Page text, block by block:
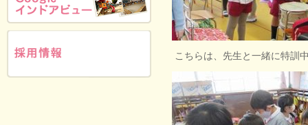
こちらは、先生と一緒に特訓